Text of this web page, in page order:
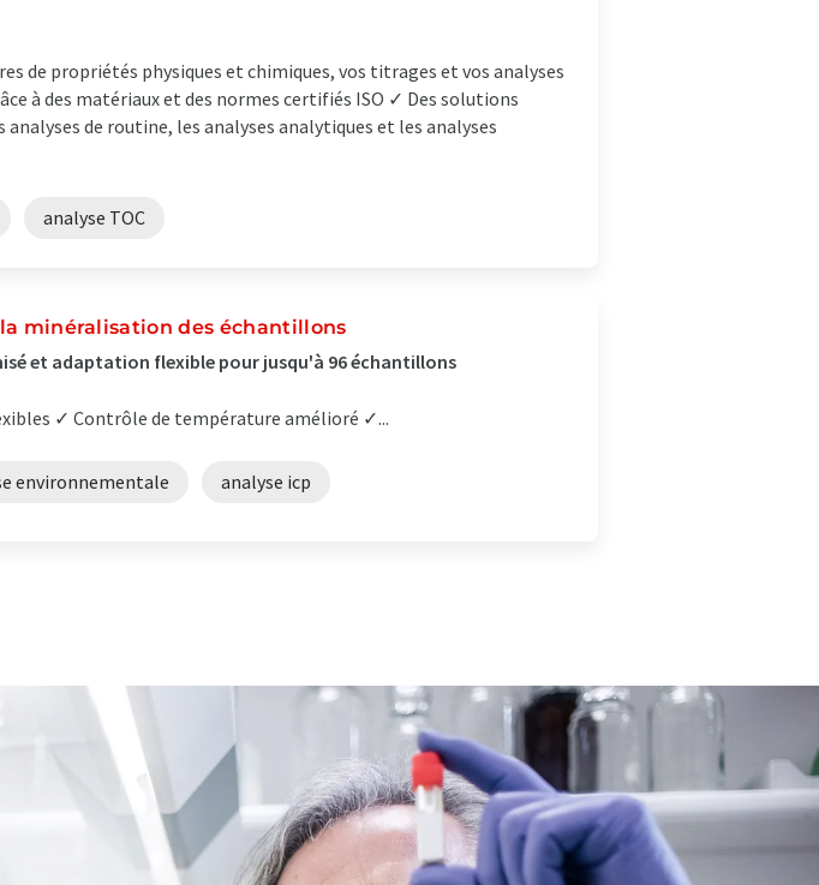
de propriétés physiques et chimiques, vos titrages et vos analyses
à des matériaux et des normes certifiés ISO ✓ Des solutions
de routine, les analyses analytiques et les analyses
analyse TOC
minéralisation des échantillons
et adaptation flexible pour jusqu'à 96 échantillons
✓ Contrôle de température amélioré ✓...
environnementale analyse icp